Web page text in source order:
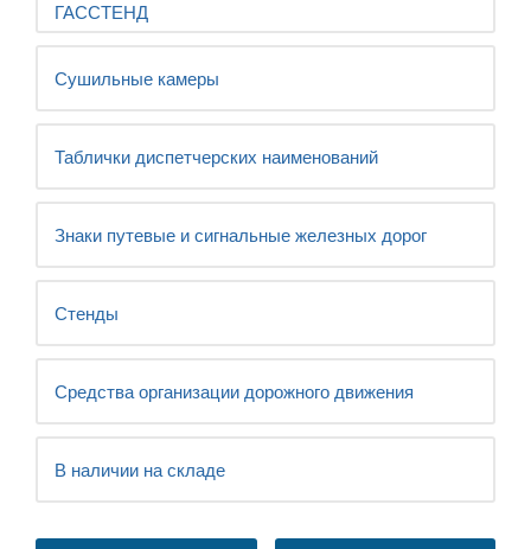
ГАССТЕНД
Сушильные камеры
Таблички диспетчерских наименований
Знаки путевые и сигнальные железных дорог
Стенды
Средства организации дорожного движения
В наличии на складе